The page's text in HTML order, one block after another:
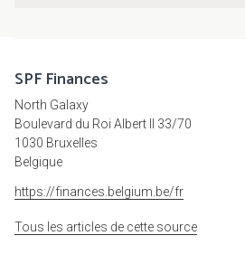
SPF Finances
North Galaxy
Boulevard du Roi Albert II 33/70
1030 Bruxelles
Belgique
https://finances.belgium.be/fr
Tous les articles de cette source